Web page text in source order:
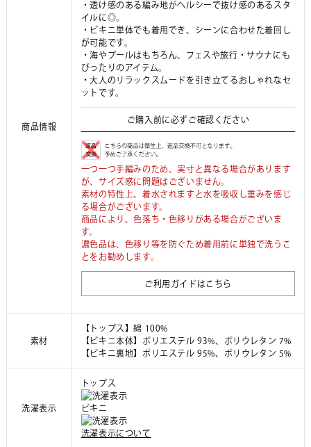
商品情報
・透け感のある編み地がヘルシーで抜け感のあるスタ
イルに◎。
・ビキニ単体でも着用でき、シーンに合わせた着回し
が可能です。
・海やプールはもちろん、フェスや旅行・サウナにも
ぴったりのアイテム。
・大人のリラックスムードを引き立てるおしゃれなセ
ットです。
ご購入前に必ずご確認ください
一つ一つ手編みのため、実寸と異なる場合があります
が、サイズ感に問題はございません。
素材の特性上、着水されますと水を吸収し重みを感じ
る場合がございます。
商品により、色落ち・色移りがある場合がございま
す。
濃色品は、色移り等を防ぐため着用前に単独で洗うこ
とをお勧めします。
ご利用ガイドはこちら
素材
【トップス】綿 100%
【ビキニ本体】ポリエステル 93%、ポリウレタン 7%
【ビキニ裏地】ポリエステル 95%、ポリウレタン 5%
洗濯表示
トップス
ビキニ
洗濯表示について